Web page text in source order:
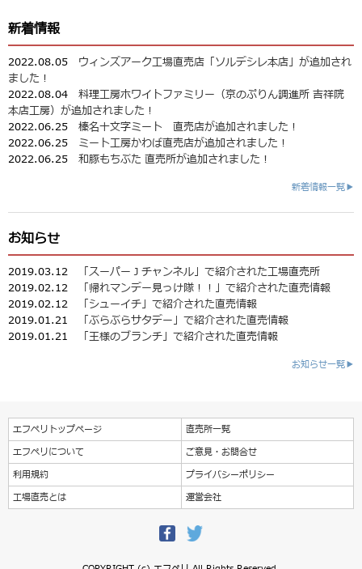
新着情報
2022.08.05 ウィンズアーク工場直売店「ソルデシレ本店」が追加され
ました！
2022.08.04 料理工房ホワイトファミリー（京のぷりん調進所 吉祥院
本店工房）が追加されました！
2022.06.25 榛名十文字ミート 直売店が追加されました！
2022.06.25 ミート工房かわば直売店が追加されました！
2022.06.25 和豚もちぶた 直売所が追加されました！
新着情報一覧▶
お知らせ
2019.03.12
「スーパーＪチャンネル」で紹介された工場直売所
2019.02.12
「帰れマンデー見っけ隊！！」で紹介された直売情報
2019.02.12
「シューイチ」で紹介された直売情報
2019.01.21
「ぶらぶらサタデー」で紹介された直売情報
2019.01.21
「王様のブランチ」で紹介された直売情報
お知らせ一覧▶
エフペリトップページ
直売所一覧
エフペリについて
ご意見・お問合せ
利用規約
プライバシーポリシー
工場直売とは
運営会社